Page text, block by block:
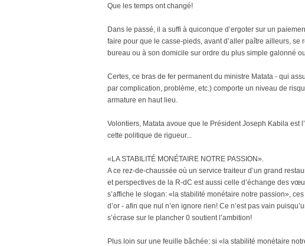
Que les temps ont changé!
Dans le passé, il a suffi à quiconque d’ergoter sur un
faire pour que le casse-pieds, avant d’aller paître ailleurs,
bureau ou à son domicile sur ordre du plus simple galonné
Certes, ce bras de fer permanent du ministre Matata - qui
par complication, problème, etc.) comporte un niveau de
armature en haut lieu.
Volontiers, Matata avoue que le Président Joseph Kabila est
cette politique de rigueur...
«LA STABILITÉ MONÉTAIRE NOTRE PASSION».
A ce rez-de-chaussée où un service traiteur d’un grand
et perspectives de la R-dC est aussi celle d’échange des
s’affiche le slogan: «la stabilité monétaire notre passion»,
d’or - afin que nul n’en ignore rien! Ce n’est pas vain
s’écrase sur le plancher 0 soutient l’ambition!
Plus loin sur une feuille bâchée: si «la stabilité monétaire